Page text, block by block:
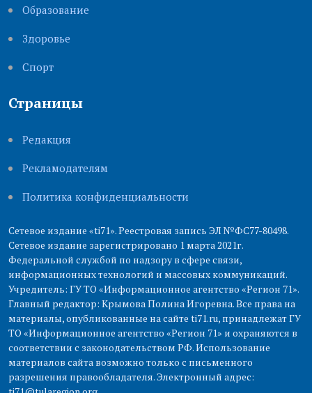
Образование
Здоровье
Cпорт
Страницы
Редакция
Рекламодателям
Политика конфиденциальности
Сетевое издание «ti71». Реестровая запись ЭЛ №ФС77-80498.
Сетевое издание зарегистрировано 1 марта 2021г.
Федеральной службой по надзору в сфере связи,
информационных технологий и массовых коммуникаций.
Учредитель: ГУ ТО «Информационное агентство «Регион 71».
Главный редактор: Крымова Полина Игоревна. Все права на
материалы, опубликованные на сайте ti71.ru, принадлежат ГУ
ТО «Информационное агентство «Регион 71» и охраняются в
соответствии с законодательством РФ. Использование
материалов сайта возможно только с письменного
разрешения правообладателя. Электронный адрес: